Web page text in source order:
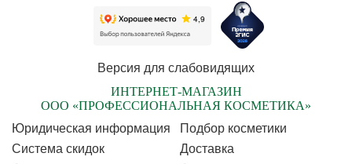
Версия для слабовидящих
ИНТЕРНЕТ-МАГАЗИН
ООО «ПРОФЕССИОНАЛЬНАЯ КОСМЕТИКА»
Юридическая информация
Подбор косметики
Cистема скидок
Доставка